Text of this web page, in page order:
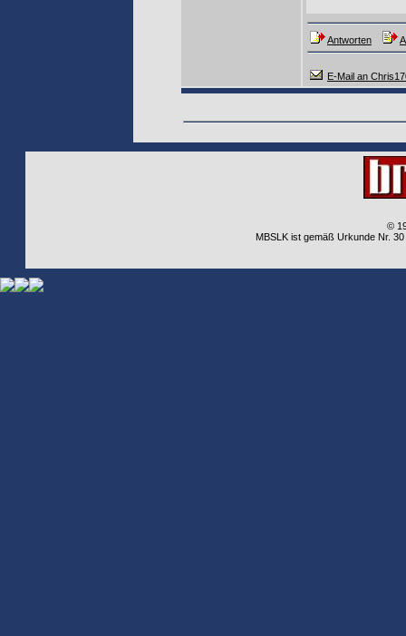
Antworten
E-Mail an
©
MBSLK ist gemäß Urkunde Nr.